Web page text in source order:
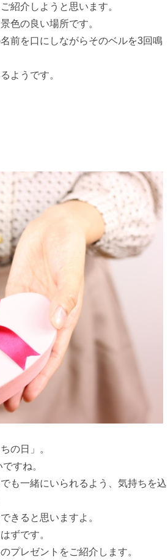
紹介しようと思います。
色の良い場所です。
前を口にしながらそのベルを3回鳴
ようです。
の日」。
すね。
も一緒にいられるよう、気持ちを込
きると思いますよ。
ずです。
プレゼントをご紹介します。